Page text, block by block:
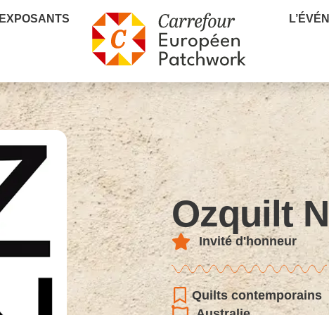
EXPOSANTS
Ozquilt
Invité d'honneur
Quilts contemporains